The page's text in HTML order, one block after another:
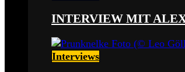
INTERVIEW MIT
Interviews